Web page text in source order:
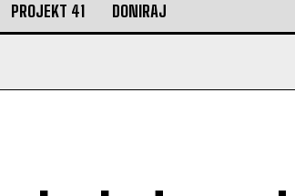
PROJEKT 41 DONIRAJ